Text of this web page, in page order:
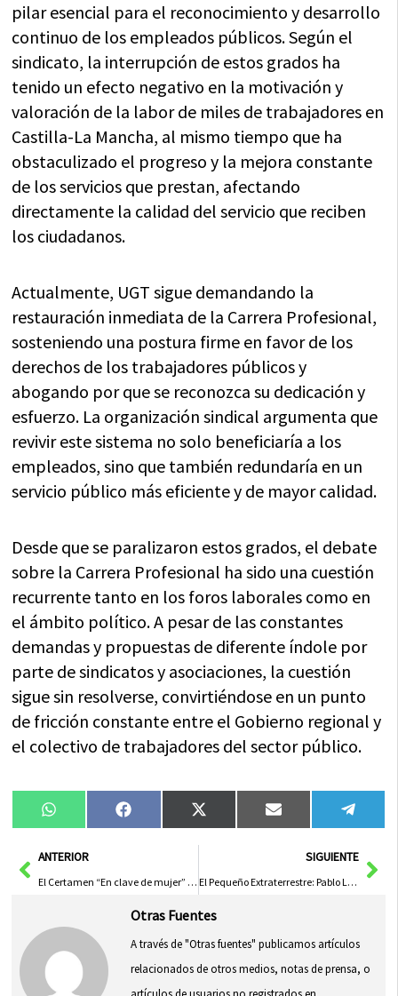
pilar esencial para el reconocimiento y desarrollo
continuo de los empleados públicos. Según el
sindicato, la interrupción de estos grados ha
tenido un efecto negativo en la motivación y
valoración de la labor de miles de trabajadores en
Castilla-La Mancha, al mismo tiempo que ha
obstaculizado el progreso y la mejora constante
de los servicios que prestan, afectando
directamente la calidad del servicio que reciben
los ciudadanos.
Actualmente, UGT sigue demandando la
restauración inmediata de la Carrera Profesional,
sosteniendo una postura firme en favor de los
derechos de los trabajadores públicos y
abogando por que se reconozca su dedicación y
esfuerzo. La organización sindical argumenta que
revivir este sistema no solo beneficiaría a los
empleados, sino que también redundaría en un
servicio público más eficiente y de mayor calidad.
Desde que se paralizaron estos grados, el debate
sobre la Carrera Profesional ha sido una cuestión
recurrente tanto en los foros laborales como en
el ámbito político. A pesar de las constantes
demandas y propuestas de diferente índole por
parte de sindicatos y asociaciones, la cuestión
sigue sin resolverse, convirtiéndose en un punto
de fricción constante entre el Gobierno regional y
el colectivo de trabajadores del sector público.
Compartir
en
WhatsAppCompartir
en
FacebookCompartir
en
X
(Twitter)
Compartir
en
Email
en
AntANTERIOR
El Certamen “En clave de mujer” falla su VI edición y premia “La espera”, del valenciano Sergio Rocafort
SIGUIENTE
El Pequeño Extraterrestre: Pablo López Lleva Alegría Eterna a Puertollano
Otras Fuentes
A través de "Otras fuentes" publicamos artículos
relacionados de otros medios, notas de prensa, o